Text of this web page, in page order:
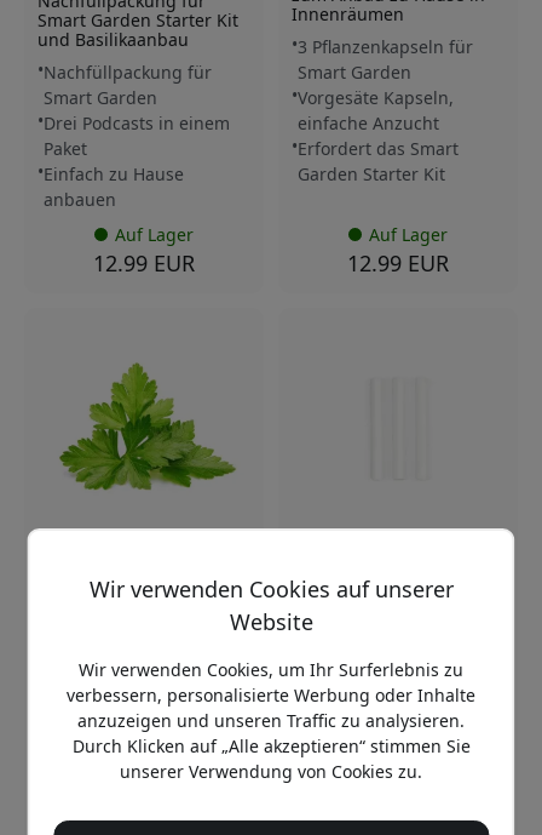
Smart Garden Starter Kit
und Basilikaanbau
Nachfüllpackung für
Smart Garden
Drei Podcasts in einem
Paket
Einfach zu Hause
anbauen
Auf Lager
12.99 EUR
Innenräumen
3 Pflanzenkapseln für
Smart Garden
Vorgesäte Kapseln,
einfache Anzucht
Erfordert das Smart
Garden Starter Kit
Auf Lager
12.99 EUR
SGR45X3
5.0
Nachfüllpackung für
Smart Garden für den
ganzjährigen Anbau
3er-Pack Nachfüllkapseln
Für Smart-Garden-
Einfacher Anbau das
SGAWX9
wasserleitende Dochte
Smart Garden 9 und Wall
Farm, 9er-Pack für den
Innengarten - Weiß
Einfache Installation in
Anbaumodulen
Wir verwenden Cookies auf unserer
Website
Wir verwenden Cookies, um Ihr Surferlebnis zu
verbessern, personalisierte Werbung oder Inhalte
anzuzeigen und unseren Traffic zu analysieren.
Durch Klicken auf „Alle akzeptieren“ stimmen Sie
unserer Verwendung von Cookies zu.